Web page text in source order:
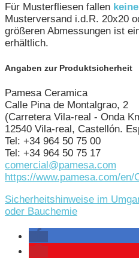
Für Musterfliesen fallen keine
Musterversand i.d.R. 20x20
größeren Abmessungen ist
erhältlich.
Angaben zur Produktsicherheit
Pamesa Ceramica
Calle Pina de Montalgrao, 2
(Carretera Vila-real - Onda
12540 Vila-real, Castellón.
Tel: +34 964 50 75 00
Tel: +34 964 50 75 17
comercial@pamesa.com
https://www.pamesa.com/en/
Sicherheitshinweise im
oder Bauchemie